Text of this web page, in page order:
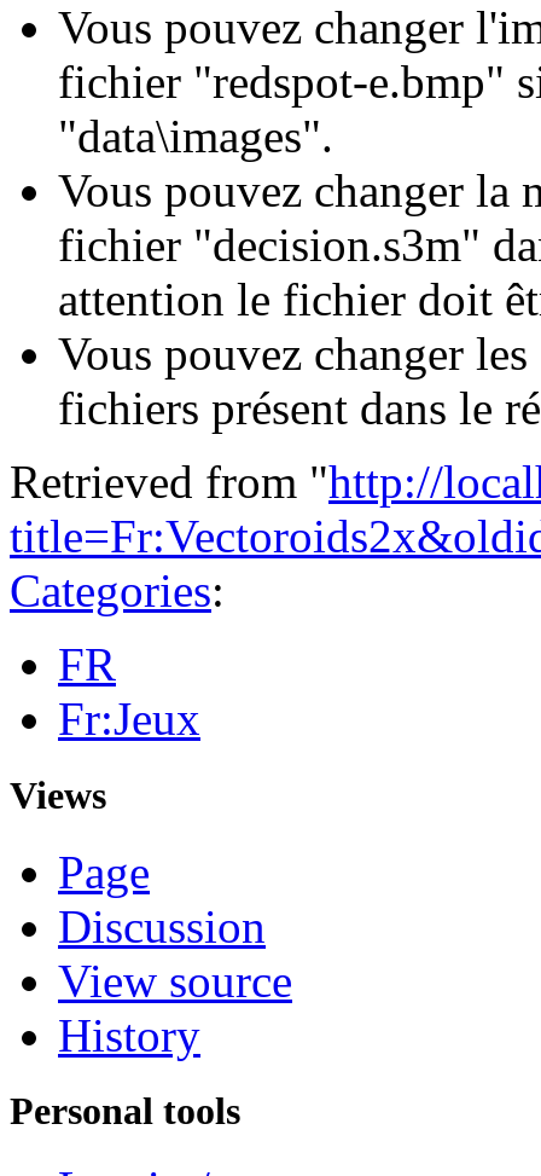
Vous pouvez changer
fichier "redspot-e.bmp"
"data\images".
Vous pouvez changer la
fichier "decision.s3m"
attention le fichier doit
Vous pouvez changer
fichiers présent dans le
Retrieved from "http://
Categories:
FR
Fr:Jeux
Views
Page
Discussion
View source
History
Personal tools